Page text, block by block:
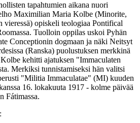
tapahtumien aikana nuori
Maximilian Maria Kolbe (Minorite,
vieressä) opiskeli teologiaa Pontifical
Tuolloin oppilas uskoi Pyhän
Conceptionin dogmaan ja näki Neitsyt
(Ranska) puolustuksen merkkinä
kehitti ajatuksen "Immaculaten
Merkiksi tunnistamiseksi hän valitsi
"Militia Immaculatae" (MI) kuuden
16. lokakuuta 1917 - kolme päivää
Fátimassa.